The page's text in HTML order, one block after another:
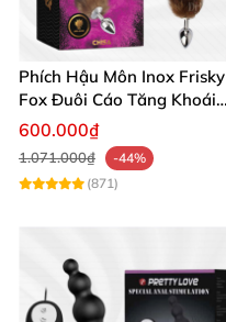
Phích Hậu Môn Inox Frisky
Fox Đuôi Cáo Tăng Khoái
Cảm Mạnh
600.000₫
1.071.000₫
-44%
(871)